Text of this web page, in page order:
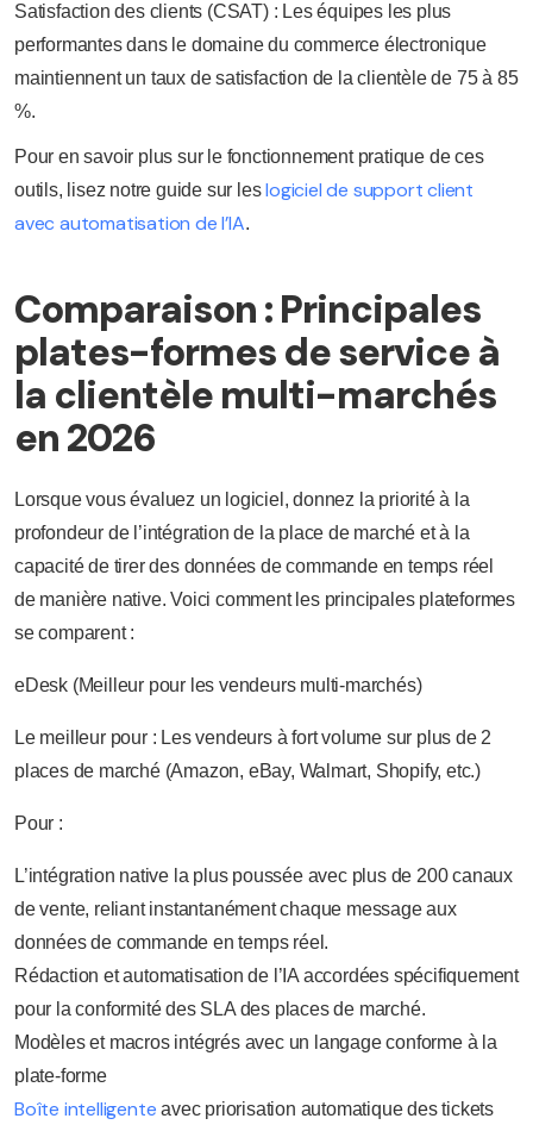
Satisfaction des clients (CSAT) : Les équipes les plus
performantes dans le domaine du commerce électronique
maintiennent un taux de satisfaction de la clientèle de 75 à 85
%.
Pour en savoir plus sur le fonctionnement pratique de ces
outils, lisez notre guide sur les logiciel de support client
avec automatisation de l’IA.
Comparaison : Principales
plates-formes de service à
la clientèle multi-marchés
en 2026
Lorsque vous évaluez un logiciel, donnez la priorité à la
profondeur de l’intégration de la place de marché et à la
capacité de tirer des données de commande en temps réel
de manière native. Voici comment les principales plateformes
se comparent :
eDesk (Meilleur pour les vendeurs multi-marchés)
Le meilleur pour : Les vendeurs à fort volume sur plus de 2
places de marché (Amazon, eBay, Walmart, Shopify, etc.)
Pour :
L’intégration native la plus poussée avec plus de 200 canaux
de vente, reliant instantanément chaque message aux
données de commande en temps réel.
Rédaction et automatisation de l’IA accordées spécifiquement
pour la conformité des SLA des places de marché.
Modèles et macros intégrés avec un langage conforme à la
plate-forme
Boîte intelligente avec priorisation automatique des tickets